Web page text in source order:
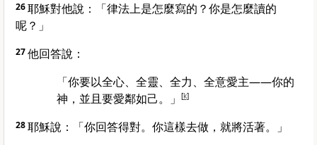
26耶穌對他說：
「律法上是怎麼寫的？你是怎麼讀的
呢？」
27他回答說：
「你要以全心、全靈、全力、全意愛主——你的
神，並且要愛鄰如己。」
[k]
28耶穌說： 「你回答得對。你這樣去做，就將活著。」